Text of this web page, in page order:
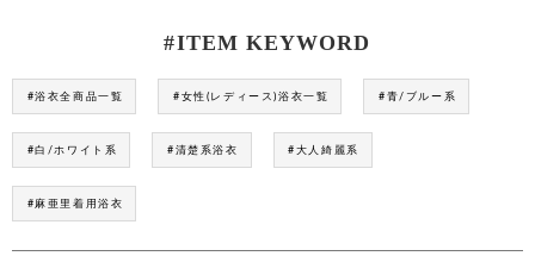
#ITEM KEYWORD
#浴衣全商品一覧 #女性(レディース)浴衣一覧 #青/ブルー系
#白/ホワイト系 #清楚系浴衣 #大人綺麗系
#麻亜里着用浴衣